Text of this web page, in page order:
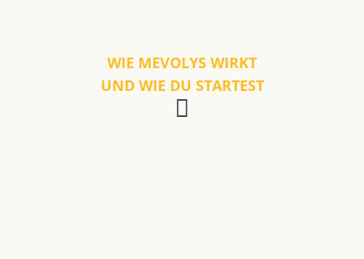
WIE MEVOLYS WIRKT
UND WIE DU STARTEST